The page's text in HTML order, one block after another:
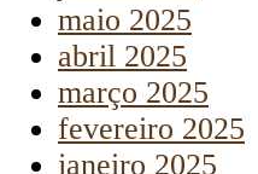
maio 2025
abril 2025
março 2025
fevereiro 2025
janeiro 2025